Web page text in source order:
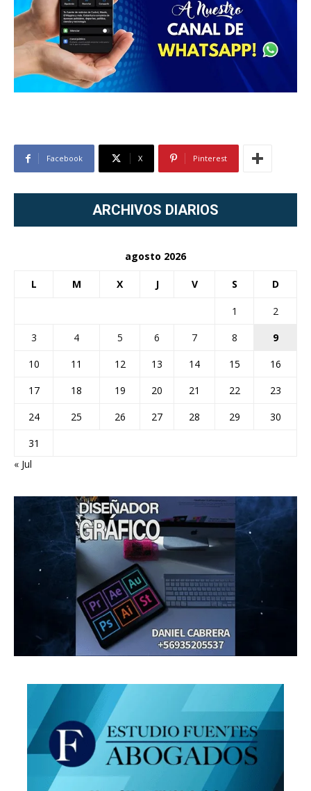
Facebook X Pinterest
ARCHIVOS DIARIOS
agosto 2026
L M X J V S D
1
2
3
4 5 6 7 8
9
10
11 12 13 14 15
16
17
18 19 20 21 22
23
24
25 26 27 28 29
30
31
« Jul